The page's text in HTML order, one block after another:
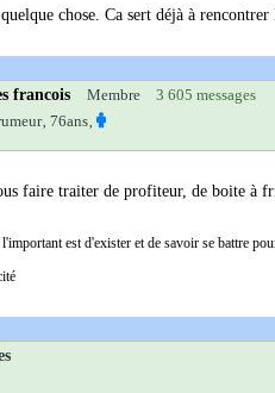
chose. Ca sert déjà à
francois Membre
3 605 messages
76ans‚
faire traiter de profiteur, de boite à
est d'exister et de savoir se battre